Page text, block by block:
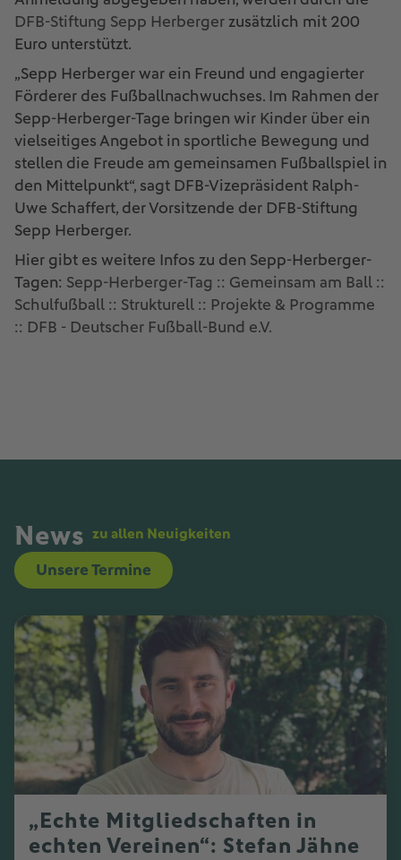
DFB-Stiftung Sepp Herberger zusätzlich mit 200
Euro unterstützt.
„Sepp Herberger war ein Freund und engagierter
Förderer des Fußballnachwuchses. Im Rahmen der
Sepp-Herberger-Tage bringen wir Kinder über ein
vielseitiges Angebot in sportliche Bewegung und
stellen die Freude am gemeinsamen Fußballspiel in
den Mittelpunkt“, sagt DFB-Vizepräsident Ralph-
Uwe Schaffert, der Vorsitzende der DFB-Stiftung
Sepp Herberger.
Hier gibt es weitere Infos zu den Sepp-Herberger-
Tagen: Sepp-Herberger-Tag :: Gemeinsam am Ball ::
Schulfußball :: Strukturell :: Projekte & Programme
:: DFB - Deutscher Fußball-Bund e.V.
News zu allen Neuigkeiten
Unsere Termine
„Echte Mitgliedschaften in
echten Vereinen“: Stefan Jähne